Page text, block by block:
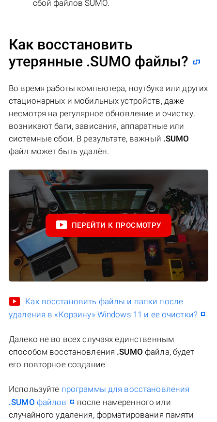
сбой файлов SUMO.
Как восстановить
утерянные .SUMO файлы?
Во время работы компьютера, ноутбука или других
стационарных и мобильных устройств, даже
несмотря на регулярное обновление и очистку,
возникают баги, зависания, аппаратные или
системные сбои. В результате, важный .SUMO
файл может быть удалён.
ПЕРЕЙТИ К ПРОСМОТРУ
Как восстановить файлы и папки после
удаления в «Корзину» Windows 11 и ее очистки?
Далеко не во всех случаях единственным
способом восстановления .SUMO файла, будет
его повторное создание.
Используйте программы для восстановления
.SUMO файлов
после намеренного или
случайного удаления, форматирования памяти